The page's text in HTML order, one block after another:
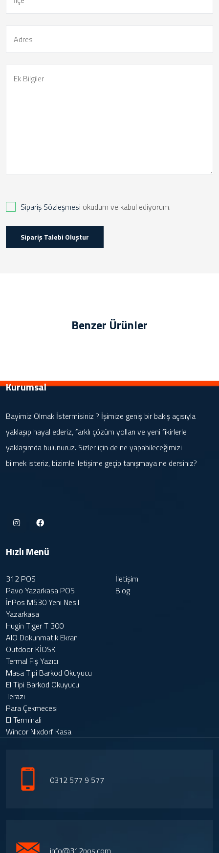
Sipariş Sözleşmesi okudum ve kabul ediyorum.
Sipariş Talebi Oluştur
Benzer Ürünler
Kurumsal
Bayimiz Olmak İstermisiniz ? İşimize geniş bir bakış açısıyla
yaklaşıp hayal ederiz, farklı çözüm yolları ve yeni fikirlerle
yaklaşımda bulunuruz. Sizler için de ne yapabileceğimizi
bilmek isteriz, bizimle iletişime geçip tanışmaya ne dersiniz?
Hızlı Menü
312 POS
Pavo Yazarkasa POS
İnPos M530 Yeni Nesil
Yazarkasa
Hugin Tiger T 300
AIO Dokunmatik Ekran
Outdoor KİOSK
Termal Fiş Yazıcı
Masa Tipi Barkod Okuyucu
El Tipi Barkod Okuyucu
Terazi
Para Çekmecesi
El Terminali
Wincor Nixdorf Kasa
İletişim
Blog
0312 577 9 577